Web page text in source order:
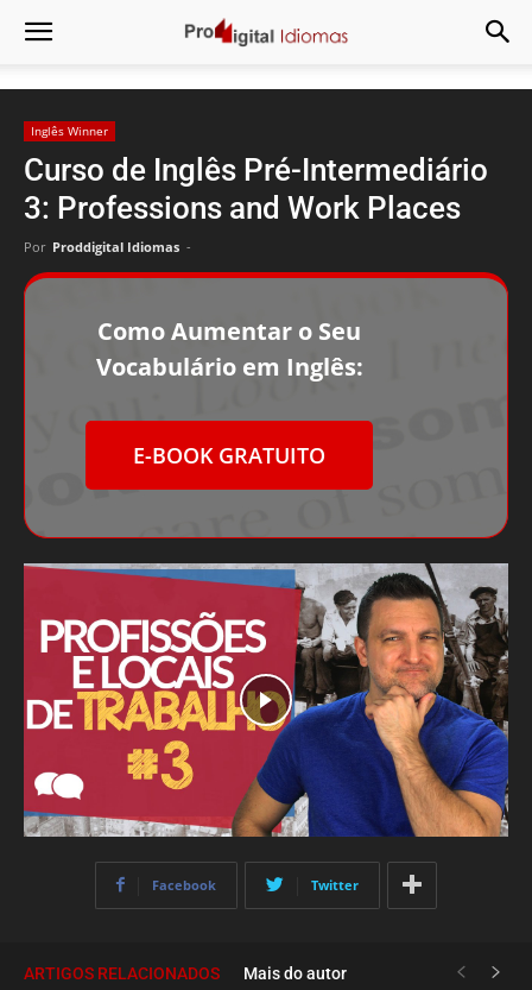
Inglês Winner
Curso de Inglês Pré-Intermediário
3: Professions and Work Places
Por Proddigital Idiomas -
Como Aumentar o Seu
Vocabulário em Inglês:
E-BOOK GRATUITO
Facebook Twitter
ARTIGOS RELACIONADOS Mais do autor